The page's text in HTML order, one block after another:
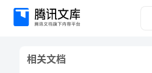
清
相关文档